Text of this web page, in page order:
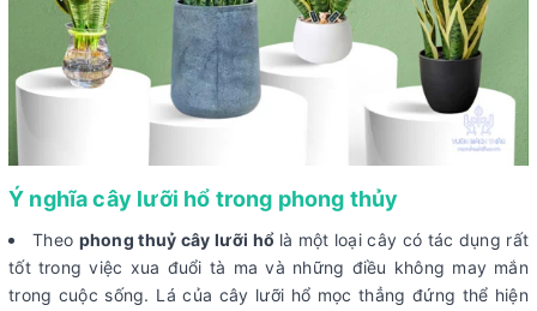
Ý nghĩa cây lưỡi hổ trong phong thủy
Theo phong thuỷ cây lưỡi hổ là một loại cây có tác dụng rất
tốt trong việc xua đuổi tà ma và những điều không may mắn
trong cuộc sống. Lá của cây lưỡi hổ mọc thẳng đứng thể hiện